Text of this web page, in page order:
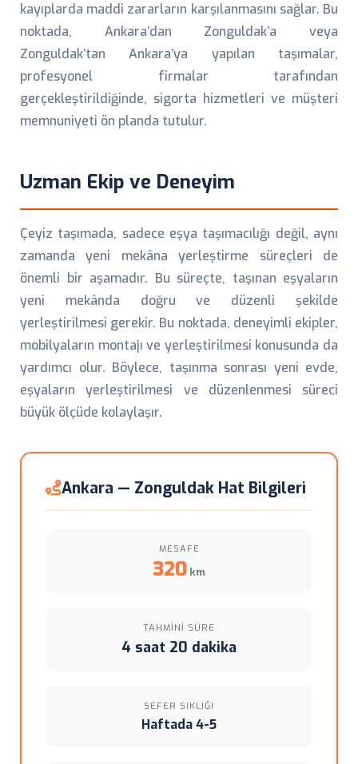
kayıplarda maddi zararların karşılanmasını sağlar. Bu
noktada, Ankara’dan Zonguldak’a veya
Zonguldak’tan Ankara’ya yapılan taşımalar,
profesyonel firmalar tarafından
gerçekleştirildiğinde, sigorta hizmetleri ve müşteri
memnuniyeti ön planda tutulur.
Uzman Ekip ve Deneyim
Çeyiz taşımada, sadece eşya taşımacılığı değil, aynı
zamanda yeni mekâna yerleştirme süreçleri de
önemli bir aşamadır. Bu süreçte, taşınan eşyaların
yeni mekânda doğru ve düzenli şekilde
yerleştirilmesi gerekir. Bu noktada, deneyimli ekipler,
mobilyaların montajı ve yerleştirilmesi konusunda da
yardımcı olur. Böylece, taşınma sonrası yeni evde,
eşyaların yerleştirilmesi ve düzenlenmesi süreci
büyük ölçüde kolaylaşır.
Ankara — Zonguldak Hat Bilgileri
MESAFE
320 km
TAHMINI SÜRE
4 saat 20 dakika
SEFER SIKLIĞI
Haftada 4-5